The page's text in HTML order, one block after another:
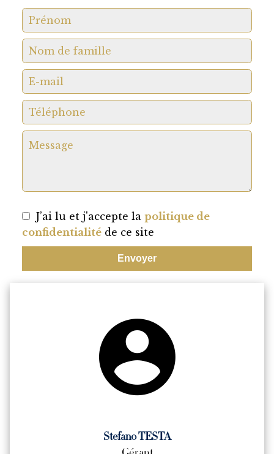
J’ai lu et j'accepte la politique de
confidentialité de ce site
Envoyer
Stefano TESTA